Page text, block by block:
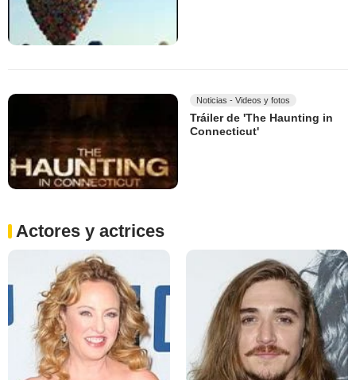
Noticias - Videos y fotos
Tráiler de 'The Haunting in
Connecticut'
Actores y actrices